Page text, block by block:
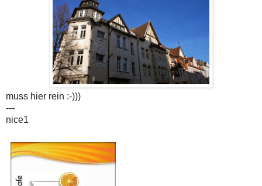
muss hier rein :-)))
---
nice1